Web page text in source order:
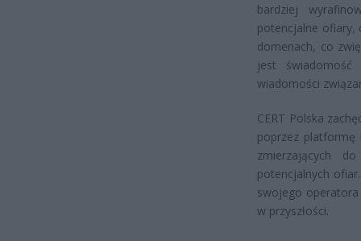
bardziej
potencjalne ofiary,
domenach, co
jest świadomość
wiadomości
CERT Polska
poprzez platformę
zmierzających
potencjalnych
swojego
w przyszłości.